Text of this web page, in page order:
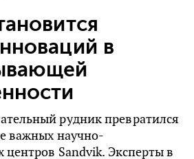
в
рудник превратился
важных научно-
центров Sandvik. Эксперты в